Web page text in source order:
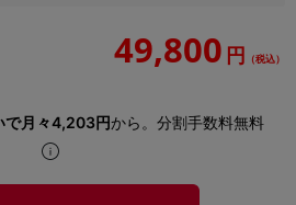
49,800 円 （税込）
で月々4,203円から。分割手数料無料